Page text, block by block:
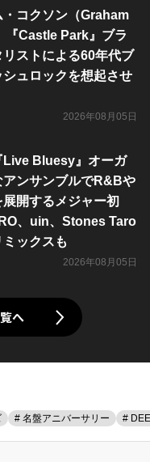
・コクソン（Graham
『Castle Park』ブラ
リストによる60年代ブ
シュロックを想起させ
2026年08月05日
Live Bluesy』オーガ
アンサンブルでR&Bや
展開するメジャー初
、uin、Stones Taro
ックスも
2026年08月05日
へ
# 名盤アニバーサリー #